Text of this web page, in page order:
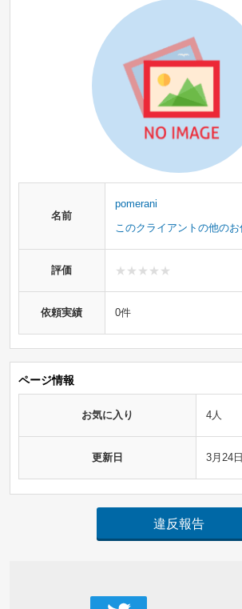
名前
pomerani
このクライアントの他の
評価
依頼実績 0件
ページ情報
お気に入り 4人
更新日 3月24日
違反報告